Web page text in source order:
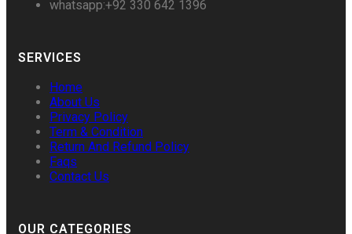
whatsapp:+92 330 642 1396
SERVICES
Home
About Us
Privacy Policy
Term & Condition
Return And Refund Policy
Faqs
Contact Us
OUR CATEGORIES